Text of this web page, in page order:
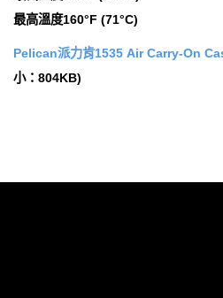
最高溫度160°F (71°C)
Pelican派力肯1535 Air Carry-On
小：804KB)